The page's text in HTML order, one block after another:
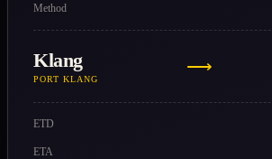
Method
Klang
PORT KLANG
⟶
ETD
ETA